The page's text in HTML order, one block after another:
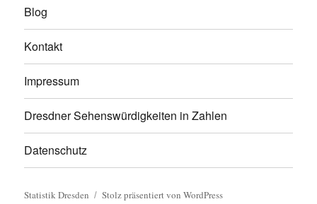
Blog
Kontakt
Impressum
Dresdner Sehenswürdigkeiten in Zahlen
Datenschutz
Statistik Dresden Stolz präsentiert von WordPress